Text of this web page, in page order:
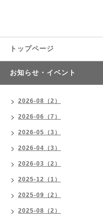
トップページ
お知らせ・イベント
2026-08（2）
2026-06（7）
2026-05（3）
2026-04（3）
2026-03（2）
2025-12（1）
2025-09（2）
2025-08（2）